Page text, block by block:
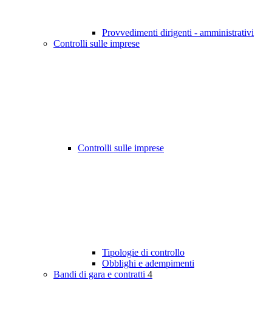
Provvedimenti dirigenti - amministrativi
Controlli sulle imprese
Controlli sulle imprese
Tipologie di controllo
Obblighi e adempimenti
Bandi di gara e contratti 4